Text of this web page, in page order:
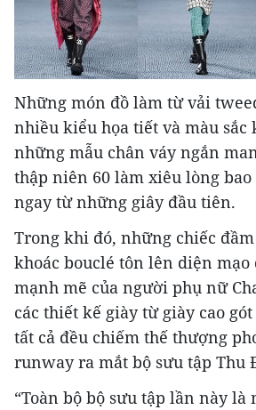
Những món đồ làm từ vải
nhiều kiểu họa tiết và màu sắc
những mẫu chân váy ngắn
thập niên 60 làm xiêu lòng
ngay từ những giây đầu tiên.
Trong khi đó, những chiếc
khoác bouclé tôn lên diện
mạnh mẽ của người phụ nữ
các thiết kế giày từ giày cao
tất cả đều chiếm thế thượng
runway ra mắt bộ sưu tập Thu
“Toàn bộ bộ sưu tập lần này